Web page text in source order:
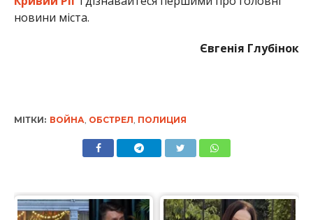
новини міста.
Євгенія Глубінок
МІТКИ: ВОЙНА, ОБСТРЕЛ, ПОЛИЦИЯ